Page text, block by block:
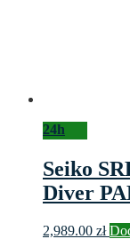
24h
Seiko
Diver
2,989.00 zł